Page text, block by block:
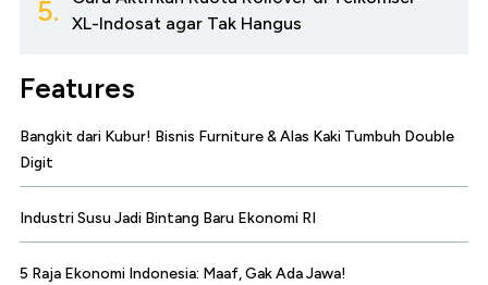
5.
XL-Indosat agar Tak Hangus
Features
Bangkit dari Kubur! Bisnis Furniture & Alas Kaki Tumbuh Double
Digit
Industri Susu Jadi Bintang Baru Ekonomi RI
5 Raja Ekonomi Indonesia: Maaf, Gak Ada Jawa!